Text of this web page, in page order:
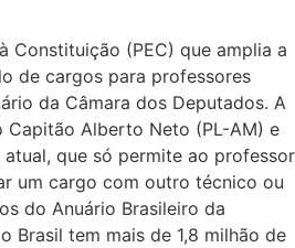
Constituição (PEC) que amplia a
de cargos para professores
da Câmara dos Deputados. A
Alberto Neto (PL-AM) e
que só permite ao professor
um cargo com outro técnico ou
do Anuário Brasileiro da
Brasil tem mais de 1,8 milhão de